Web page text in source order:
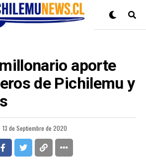
aporte
de Pichilemu y
13 de Septiembre de 2020